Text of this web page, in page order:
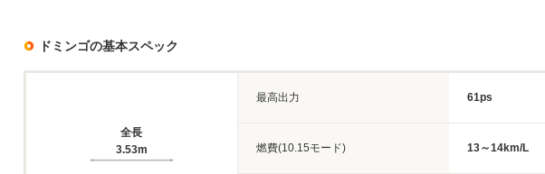
ドミンゴの基本スペック
全長
3.53m
最高出力 61ps
燃費(10.15モード) 13～14km/L